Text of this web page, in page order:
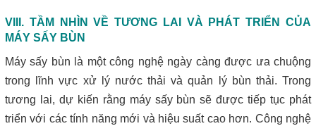
VIII. TẦM NHÌN VỀ TƯƠNG LAI VÀ PHÁT TRIỂN CỦA
MÁY SẤY BÙN
Máy sấy bùn là một công nghệ ngày càng được ưa chuộng
trong lĩnh vực xử lý nước thải và quản lý bùn thải. Trong
tương lai, dự kiến ​​rằng máy sấy bùn sẽ được tiếp tục phát
triển với các tính năng mới và hiệu suất cao hơn. Công nghệ